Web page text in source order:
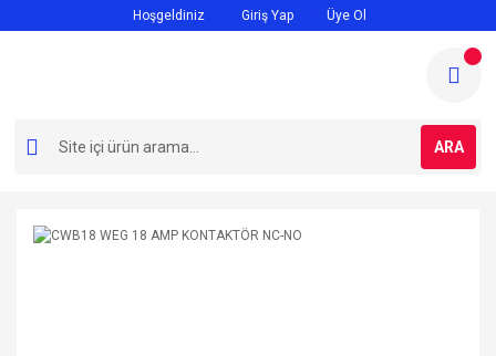
Hoşgeldiniz Giriş Yap Üye Ol
ARA